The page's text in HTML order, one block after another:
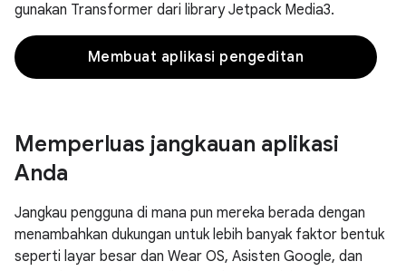
gunakan Transformer dari library Jetpack Media3.
Membuat aplikasi pengeditan
Memperluas jangkauan aplikasi
Anda
Jangkau pengguna di mana pun mereka berada dengan
menambahkan dukungan untuk lebih banyak faktor bentuk
seperti layar besar dan Wear OS, Asisten Google, dan